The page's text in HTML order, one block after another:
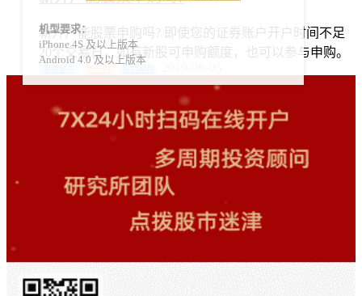
机型要求：
iPhone 4S 及以上版本
Android 4.0 及以上版本
新开户能股票申购吗? 即使您的证券账户开户时间不足
20个交易日，如有新股可申购额度，也可以参与申购。